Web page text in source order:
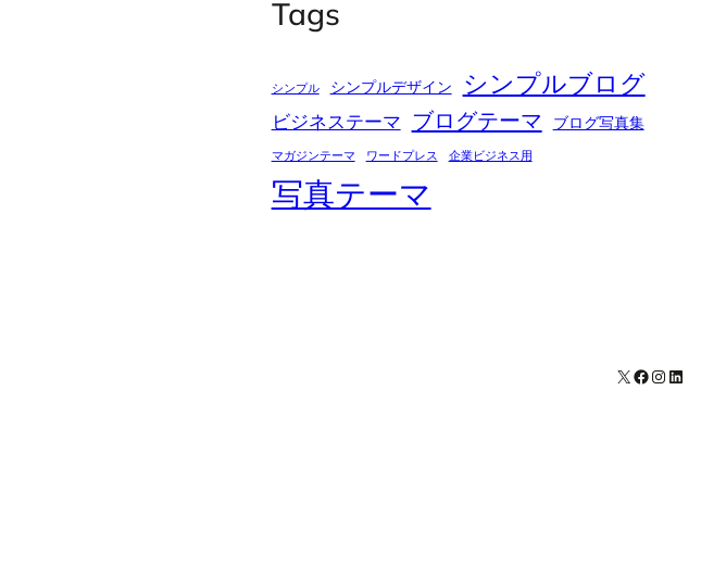
Tags
シンプル シンプルデザイン シンプルブログ
ビジネステーマ ブログテーマ ブログ写真集
マガジンテーマ ワードプレス 企業ビジネス用
写真テーマ
X Facebook